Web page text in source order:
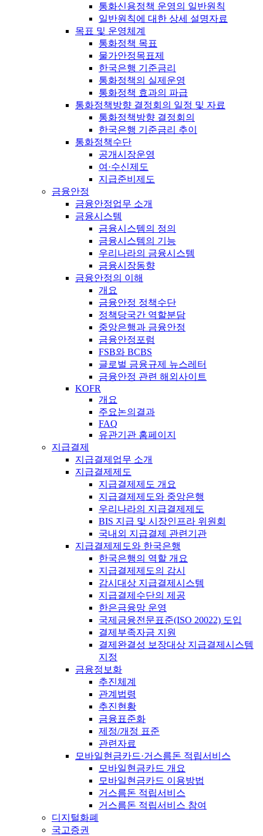
통화신용정책 운영의 일반원칙
일반원칙에 대한 상세 설명자료
목표 및 운영체계
통화정책 목표
물가안정목표제
한국은행 기준금리
통화정책의 실제운영
통화정책 효과의 파급
통화정책방향 결정회의 일정 및 자료
통화정책방향 결정회의
한국은행 기준금리 추이
통화정책수단
공개시장운영
여·수신제도
지급준비제도
금융안정
금융안정업무 소개
금융시스템
금융시스템의 정의
금융시스템의 기능
우리나라의 금융시스템
금융시장동향
금융안정의 이해
개요
금융안정 정책수단
정책당국간 역할분담
중앙은행과 금융안정
금융안정포럼
FSB와 BCBS
글로벌 금융규제 뉴스레터
금융안정 관련 해외사이트
KOFR
개요
주요논의결과
FAQ
유관기관 홈페이지
지급결제
지급결제업무 소개
지급결제제도
지급결제제도 개요
지급결제제도와 중앙은행
우리나라의 지급결제제도
BIS 지급 및 시장인프라 위원회
국내외 지급결제 관련기관
지급결제제도와 한국은행
한국은행의 역할 개요
지급결제제도의 감시
감시대상 지급결제시스템
지급결제수단의 제공
한은금융망 운영
국제금융전문표준(ISO 20022) 도입
결제부족자금 지원
결제완결성 보장대상 지급결제시스템
지정
금융정보화
추진체계
관계법령
추진현황
금융표준화
제정/개정 표준
관련자료
모바일현금카드·거스름돈 적립서비스
모바일현금카드 개요
모바일현금카드 이용방법
거스름돈 적립서비스
거스름돈 적립서비스 참여
디지털화폐
국고증권